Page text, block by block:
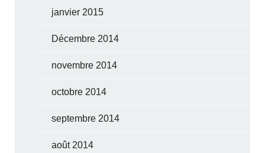
janvier 2015
Décembre 2014
novembre 2014
octobre 2014
septembre 2014
août 2014